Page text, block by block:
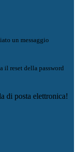
un messaggio
il reset della password
di posta elettronica!